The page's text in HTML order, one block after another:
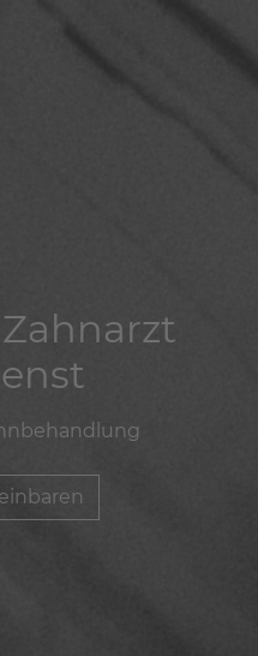
Zahnarzt
Zahnarzt
Zahnarzt